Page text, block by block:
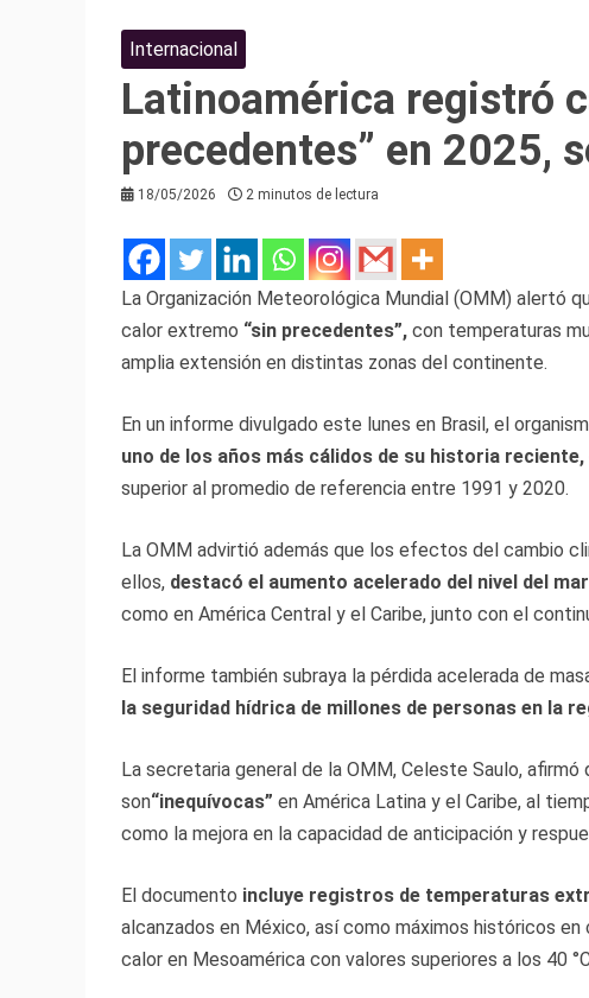
Internacional
Latinoamérica registró
precedentes” en 2025,
18/05/2026 2 minutos de lectura
La Organización Meteorológica Mundial (OMM) alertó
calor extremo “sin precedentes”, con temperaturas
amplia extensión en distintas zonas del continente.
En un informe divulgado este lunes en Brasil, el
uno de los años más cálidos de su historia reciente,
superior al promedio de referencia entre 1991 y 2020.
La OMM advirtió además que los efectos del cambio
ellos, destacó el aumento acelerado del nivel del
como en América Central y el Caribe, junto con el
El informe también subraya la pérdida acelerada de
la seguridad hídrica de millones de personas en la
La secretaria general de la OMM, Celeste Saulo,
son“inequívocas” en América Latina y el Caribe, al
como la mejora en la capacidad de anticipación y
El documento incluye registros de temperaturas
alcanzados en México, así como máximos históricos
calor en Mesoamérica con valores superiores a los 40